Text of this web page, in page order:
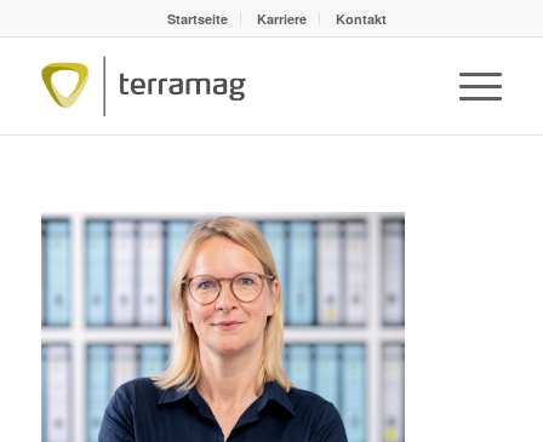
Startseite Karriere Kontakt